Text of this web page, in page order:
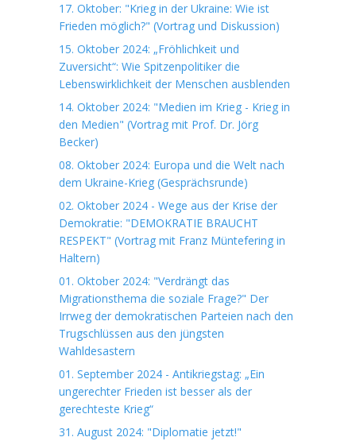
17. Oktober: "Krieg in der Ukraine: Wie ist
Frieden möglich?" (Vortrag und Diskussion)
15. Oktober 2024: „Fröhlichkeit und
Zuversicht“: Wie Spitzenpolitiker die
Lebenswirklichkeit der Menschen ausblenden
14. Oktober 2024: "Medien im Krieg - Krieg in
den Medien" (Vortrag mit Prof. Dr. Jörg
Becker)
08. Oktober 2024: Europa und die Welt nach
dem Ukraine-Krieg (Gesprächsrunde)
02. Oktober 2024 - Wege aus der Krise der
Demokratie: "DEMOKRATIE BRAUCHT
RESPEKT" (Vortrag mit Franz Müntefering in
Haltern)
01. Oktober 2024: "Verdrängt das
Migrationsthema die soziale Frage?" Der
Irrweg der demokratischen Parteien nach den
Trugschlüssen aus den jüngsten
Wahldesastern
01. September 2024 - Antikriegstag: „Ein
ungerechter Frieden ist besser als der
gerechteste Krieg“
31. August 2024: "Diplomatie jetzt!"